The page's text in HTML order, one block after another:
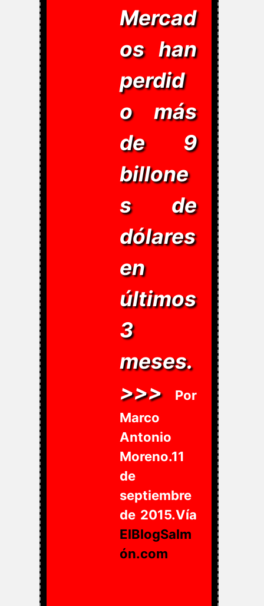
Mercad
os han
perdid
o más
de 9
billone
s de
dólares
en
últimos
3
meses.
>>>
Por
Marco
Antonio
Moreno.11
de
septiembre
de 2015.Vía
ElBlogSalm
ón.com